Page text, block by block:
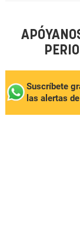
Suscríbete
las alertas